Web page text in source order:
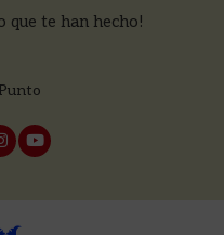
que te han hecho!